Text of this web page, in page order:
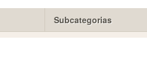
Subcategorias